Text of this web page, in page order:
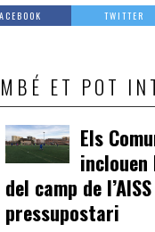
TWITTER
ET POT
Els
del camp de
pressupostari